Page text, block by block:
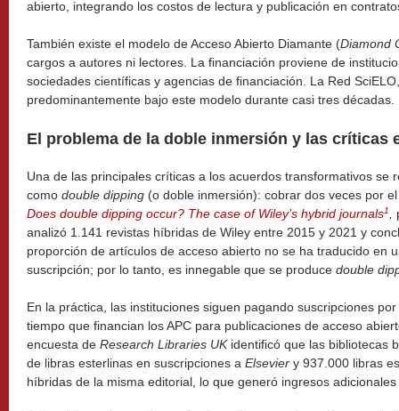
abierto, integrando los costos de lectura y publicación en
También existe el modelo de Acceso Abierto Diamante (Diamond
cargos a autores ni lectores. La financiación proviene de
sociedades científicas y agencias de financiación. La Red
predominantemente bajo este modelo durante casi tres décadas.
El problema de la doble inmersión y las críticas
Una de las principales críticas a los acuerdos transformativos se
como double dipping (o doble inmersión): cobrar dos veces por
Does double dipping occur? The case of Wiley’s hybrid journals1
analizó 1.141 revistas híbridas de Wiley entre 2015 y 2021 y
proporción de artículos de acceso abierto no se ha traducido en
suscripción; por lo tanto, es innegable que se produce double
En la práctica, las instituciones siguen pagando suscripciones
tiempo que financian los APC para publicaciones de acceso
encuesta de Research Libraries UKidentificó que las bibliotecas
de libras esterlinas en suscripciones a Elsevier y 937.000 libras
híbridas de la misma editorial, lo que generó ingresos